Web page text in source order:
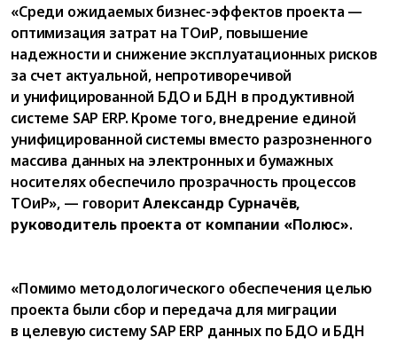
«Среди ожидаемых бизнес-эффектов проекта —
оптимизация затрат на ТОиР, повышение
надежности и снижение эксплуатационных рисков
за счет актуальной, непротиворечивой
и унифицированной БДО и БДН в продуктивной
системе SAP ERP. Кроме того, внедрение единой
унифицированной системы вместо разрозненного
массива данных на электронных и бумажных
носителях обеспечило прозрачность процессов
ТОиР», — говоритАлександр Сурначёв,
руководитель проекта от компании «Полюс».
«Помимо методологического обеспечения целью
проекта были сбор и передача для миграции
в целевую систему SAP ERP данных по БДО и БДН